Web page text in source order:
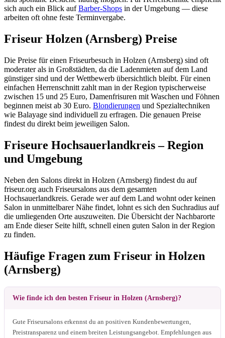
sich auch ein Blick aufBarber-Shops in der Umgebung — diese
arbeiten oft ohne feste Terminvergabe.
Friseur Holzen (Arnsberg) Preise
Die Preise für einen Friseurbesuch in Holzen (Arnsberg) sind oft
moderater als in Großstädten, da die Ladenmieten auf dem Land
günstiger sind und der Wettbewerb übersichtlich bleibt. Für einen
einfachen Herrenschnitt zahlt man in der Region typischerweise
zwischen 15 und 25 Euro, Damenfrisuren mit Waschen und Föhnen
beginnen meist ab 30 Euro. Blondierungen und Spezialtechniken
wie Balayage sind individuell zu erfragen. Die genauen Preise
findest du direkt beim jeweiligen Salon.
Friseure Hochsauerlandkreis – Region
und Umgebung
Neben den Salons direkt in Holzen (Arnsberg) findest du auf
friseur.org auch Friseursalons aus dem gesamten
Hochsauerlandkreis. Gerade wer auf dem Land wohnt oder keinen
Salon in unmittelbarer Nähe findet, lohnt es sich den Suchradius auf
die umliegenden Orte auszuweiten. Die Übersicht der Nachbarorte
am Ende dieser Seite hilft, schnell einen guten Salon in der Region
zu finden.
Häufige Fragen zum Friseur in Holzen
(Arnsberg)
Wie finde ich den besten Friseur in Holzen (Arnsberg)?
Gute Friseursalons erkennst du an positiven Kundenbewertungen,
Preistransparenz und einem breiten Leistungsangebot. Empfehlungen aus